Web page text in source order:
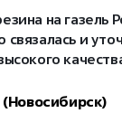
на
связалась и